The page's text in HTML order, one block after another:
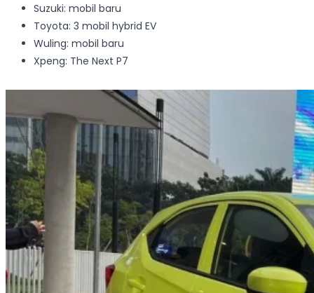
Suzuki: mobil baru
Toyota: 3 mobil hybrid EV
Wuling: mobil baru
Xpeng: The Next P7